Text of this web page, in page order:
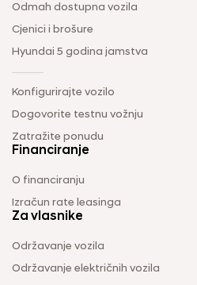
Odmah dostupna vozila
Cjenici i brošure
Hyundai 5 godina jamstva
Konfigurirajte vozilo
Dogovorite testnu vožnju
Zatražite ponudu
Financiranje
O financiranju
Izračun rate leasinga
Za vlasnike
Održavanje vozila
Održavanje električnih vozila